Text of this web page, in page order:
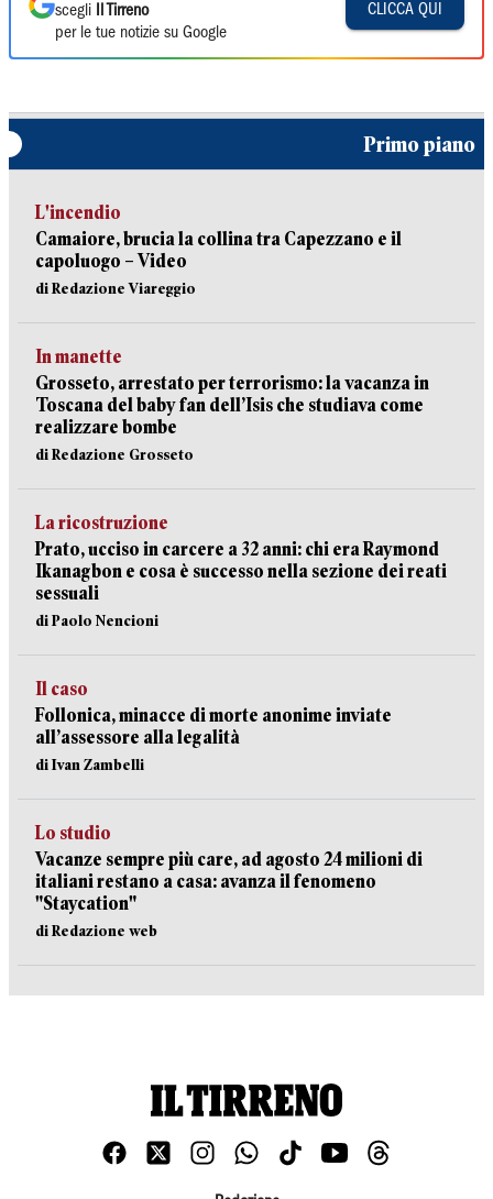
scegli
Il Tirreno
per le tue notizie su Google
CLICCA QUI
Primo piano
L'incendio
Camaiore, brucia la collina tra Capezzano e il
capoluogo – Video
di Redazione Viareggio
In manette
Grosseto, arrestato per terrorismo: la vacanza in
Toscana del baby fan dell’Isis che studiava come
realizzare bombe
di Redazione Grosseto
La ricostruzione
Prato, ucciso in carcere a 32 anni: chi era Raymond
Ikanagbon e cosa è successo nella sezione dei reati
sessuali
di Paolo Nencioni
Il caso
Follonica, minacce di morte anonime inviate
all’assessore alla legalità
di Ivan Zambelli
Lo studio
Vacanze sempre più care, ad agosto 24 milioni di
italiani restano a casa: avanza il fenomeno
"Staycation"
di Redazione web